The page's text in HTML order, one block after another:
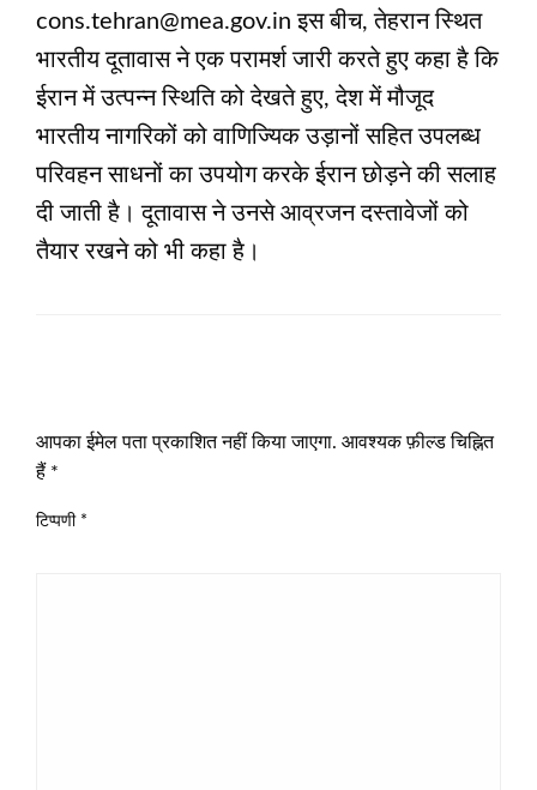
cons.tehran@mea.gov.in इस बीच, तेहरान स्थित
भारतीय दूतावास ने एक परामर्श जारी करते हुए कहा है कि
ईरान में उत्पन्न स्थिति को देखते हुए, देश में मौजूद
भारतीय नागरिकों को वाणिज्यिक उड़ानों सहित उपलब्ध
परिवहन साधनों का उपयोग करके ईरान छोड़ने की सलाह
दी जाती है। दूतावास ने उनसे आव्रजन दस्तावेजों को
तैयार रखने को भी कहा है।
आपका ईमेल पता प्रकाशित नहीं किया जाएगा. आवश्यक फ़ील्ड चिह्नित
हैं *
टिप्पणी *